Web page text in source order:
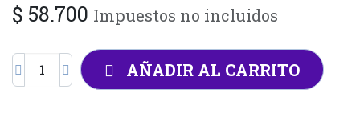
$ 58.700 Impuestos no incluidos
AÑADIR AL CARRITO